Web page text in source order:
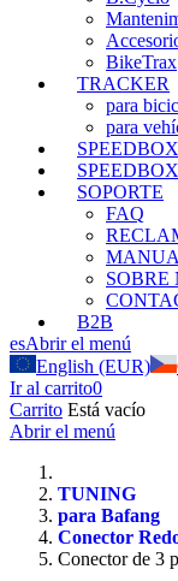
BikeTrax
TRACKER
para
para
SOPORTE
FAQ
SOBRE
B2B
esAbrir el menú
English (EUR)
Ir al carrito0
Carrito Está vacío
Abrir el menú
TUNING
para Bafang
Conector
Conector de 3